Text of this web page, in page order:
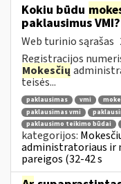
Kokiu būdu
paklausimus VMI?
Web turinio sąrašas
Registracijos
Mokesčių
teisės...
paklausimas vmi
paklausimas vmi
paklausimo teikimo būdai
kategorijos:
administratoriaus ir
pareigos (32-42 s